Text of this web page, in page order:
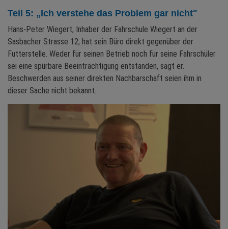
Teil 5: „Ich verstehe das Problem gar nicht"
Hans-Peter Wiegert, Inhaber der Fahrschule Wiegert an der
Sasbacher Strasse 12, hat sein Büro direkt gegenüber der
Futterstelle. Weder für seinen Betrieb noch für seine Fahrschüler
sei eine spürbare Beeinträchtigung entstanden, sagt er.
Beschwerden aus seiner direkten Nachbarschaft seien ihm in
dieser Sache nicht bekannt.